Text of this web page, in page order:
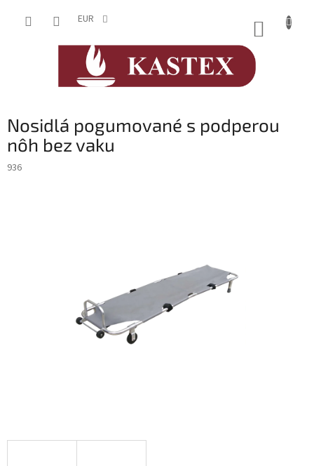
EUR
Nosidlá pogumované s podperou
nôh bez vaku
936